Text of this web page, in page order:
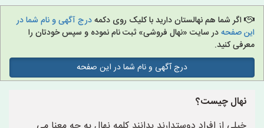
اگر شما هم نهالستان دارید با کلیک روی دکمهدرج آگهی و نام شما در
این صفحهدر سایت «نهال فروشی» ثبت نام نموده و سپس خودتان را
معرفی کنید.
درج آگهی و نام شما در این صفحه
نهال چیست؟